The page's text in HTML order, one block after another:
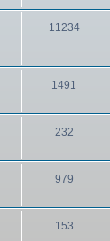
11234
1491
232
979
153